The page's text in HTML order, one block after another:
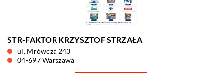
STR-FAKTOR KRZYSZTOF STRZAŁA
ul. Mrówcza 243
04-697 Warszawa